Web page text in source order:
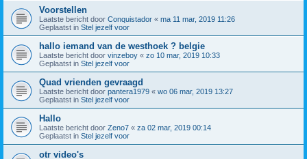
Voorstellen
Laatste bericht door Conquistador « ma 11 mar, 2019 11:26
Geplaatst in Stel jezelf voor
hallo iemand van de westhoek ? belgie
Laatste bericht door vinzeboy « zo 10 mar, 2019 10:33
Geplaatst in Stel jezelf voor
Quad vrienden gevraagd
Laatste bericht door pantera1979 « wo 06 mar, 2019 13:27
Geplaatst in Stel jezelf voor
Hallo
Laatste bericht door Zeno7 « za 02 mar, 2019 00:14
Geplaatst in Stel jezelf voor
otr video's